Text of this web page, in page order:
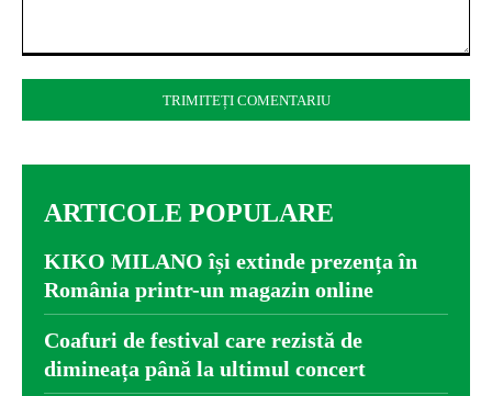
ARTICOLE POPULARE
KIKO MILANO își extinde prezența în
România printr-un magazin online
Coafuri de festival care rezistă de
dimineața până la ultimul concert